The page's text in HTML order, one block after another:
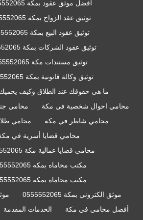
افضل موثق عقود بمكة 0555552065
توثيق عقد الزواج بمكة 0555552065
توثيق عقود البيع بمكة 0555552065
توثيق عقود الشركات بمكة 0555552065
توثيق مستندات مكة 0555552065
توثيق وكالة قانونية بمكة 0555552065
ما هي حقوقك عند الطلاق وكيف
محامي احوال شخصية في مكة
محامي
محامي شاطر في مكة
محامي
محامي قضايا أسرية في
محامي قضايا عمالية مكة 0555552065
مكتب محاماه بمكه 0555552065
مكتب محاماه بمكه 0555552065
موثق الكتروني بمكة 0555552065
أفضل محامي في مكة
الخدمات المقدمة